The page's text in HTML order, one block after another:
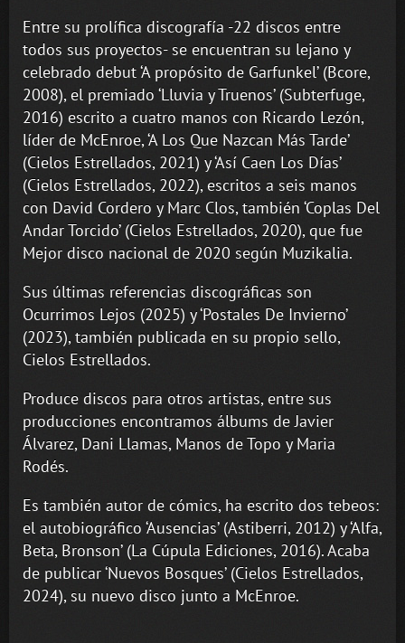
Entre su prolífica discografía -22 discos entre
todos sus proyectos- se encuentran su lejano y
celebrado debut ‘A propósito de Garfunkel’ (Bcore,
2008), el premiado ‘Lluvia y Truenos’ (Subterfuge,
2016) escrito a cuatro manos con Ricardo Lezón,
líder de McEnroe, ‘A Los Que Nazcan Más Tarde’
(Cielos Estrellados, 2021) y ‘Así Caen Los Días’
(Cielos Estrellados, 2022), escritos a seis manos
con David Cordero y Marc Clos, también ‘Coplas Del
Andar Torcido’ (Cielos Estrellados, 2020), que fue
Mejor disco nacional de 2020 según Muzikalia.
Sus últimas referencias discográficas son
Ocurrimos Lejos (2025) y ‘Postales De Invierno’
(2023), también publicada en su propio sello,
Cielos Estrellados.
Produce discos para otros artistas, entre sus
producciones encontramos álbums de Javier
Álvarez, Dani Llamas, Manos de Topo y Maria
Rodés.
Es también autor de cómics, ha escrito dos tebeos:
el autobiográfico ‘Ausencias’ (Astiberri, 2012) y ‘Alfa,
Beta, Bronson’ (La Cúpula Ediciones, 2016). Acaba
de publicar ‘Nuevos Bosques’ (Cielos Estrellados,
2024), su nuevo disco junto a McEnroe.